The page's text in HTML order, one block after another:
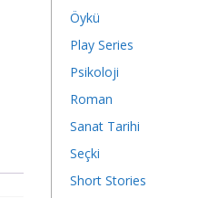
Öykü
Play Series
Psikoloji
Roman
Sanat Tarihi
Seçki
Short Stories